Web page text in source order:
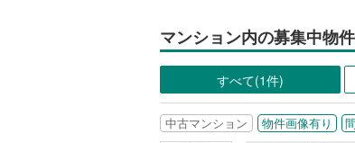
マンション内の募集中物
すべて(1件)
中古マンション 物件画像有り